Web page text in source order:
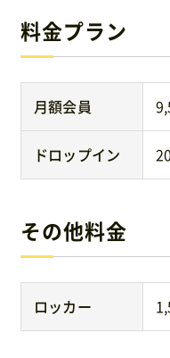
料金プラン
月額会員
ドロップイン
その他料金
ロッカー